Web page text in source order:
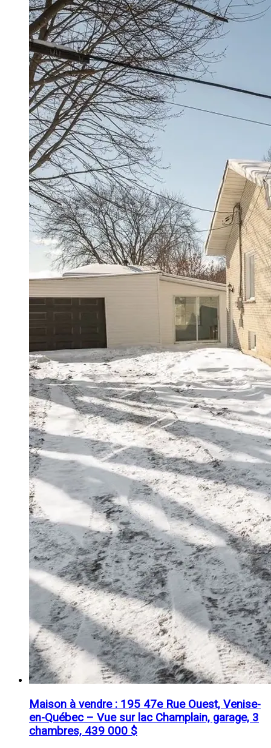
Maison à vendre : 195 47e Rue Ouest, Venise-
en-Québec – Vue sur lac Champlain, garage, 3
chambres, 439 000 $